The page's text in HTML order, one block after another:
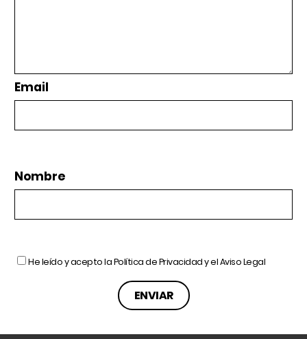
Email
Nombre
He leído y acepto laPolítica de Privacidady elAviso Legal